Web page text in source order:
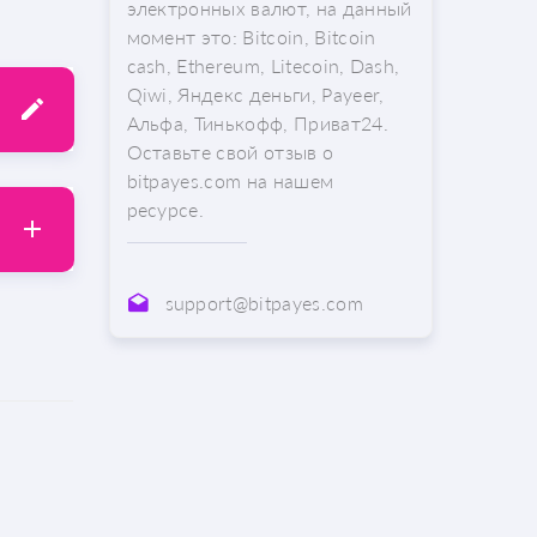
электронных валют, на данный
момент это: Bitcoin, Bitcoin
cash, Ethereum, Litecoin, Dash,
Qiwi, Яндекс деньги, Payeer,
Альфа, Тинькофф, Приват24.
Оставьте свой отзыв о
bitpayes.com на нашем
ресурсе.
support@bitpayes.com